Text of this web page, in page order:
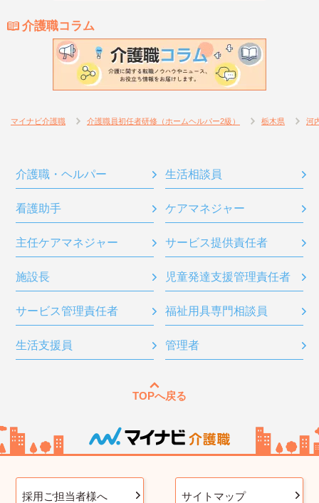
介護職コラム
マイナビ介護職 介護職員初任者研修（ホームヘルパー2級） 栃木県 河
介護職・ヘルパー 生活相談員
看護助手 ケアマネジャー
主任ケアマネジャー サービス提供責任者
施設長 児童発達支援管理責任者
サービス管理責任者 福祉用具専門相談員
生活支援員 管理者
TOPへ戻る
採用ご担当者様へ サイトマップ